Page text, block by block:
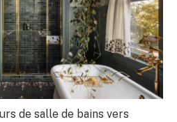
de salle de bains vers